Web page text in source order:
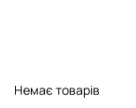
Немає товарів